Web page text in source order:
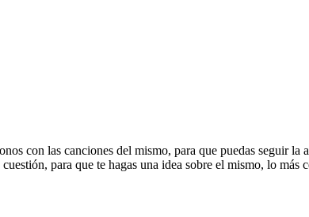
con las canciones del mismo, para que puedas seguir
para que te hagas una idea sobre el mismo, lo más